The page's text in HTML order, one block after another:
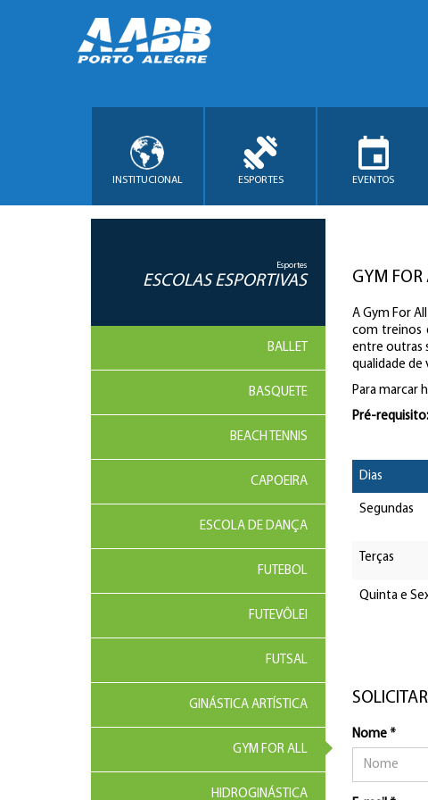
INSTITUCIONAL ESPORTES EVENTOS
Esportes
ESCOLAS ESPORTIVAS
BALLET
BASQUETE
BEACH TENNIS
CAPOEIRA
ESCOLA DE DANÇA
FUTEBOL
FUTEVÔLEI
FUTSAL
GINÁSTICA ARTÍSTICA
GYM FOR ALL
HIDROGINÁSTICA
GYM FOR
A Gym For
com treinos
entre outras
qualidade de
Para marcar
Pré-requisito:
Dias
Segundas
Terças
Quinta e
Nome *